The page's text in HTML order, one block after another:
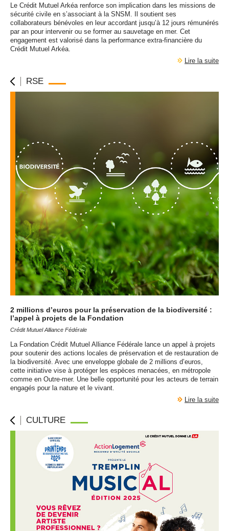
Le Crédit Mutuel Arkéa renforce son implication dans les missions de
sécurité civile en s’associant à la SNSM . Il soutient ses
collaborateurs bénévoles en leur accordant jusqu’à 12 jours rémunérés
par an pour intervenir ou se former au sauvetage en mer. Cet
engagement est valorisé dans la performance extra-financière du
Crédit Mutuel Arkéa.
Lire la suite
RSE
2 millions d’euros pour la préservation de la biodiversité :
l’appel à projets de la Fondation
Crédit Mutuel Alliance Fédérale
La Fondation Crédit Mutuel Alliance Fédérale lance un appel à projets
pour soutenir des actions locales de préservation et de restauration de
la biodiversité. Avec une enveloppe globale de 2 millions d’euros,
cette initiative vise à protéger les espèces menacées, en métropole
comme en Outre-mer. Une belle opportunité pour les acteurs de terrain
engagés pour la nature et le vivant.
Lire la suite
CULTURE